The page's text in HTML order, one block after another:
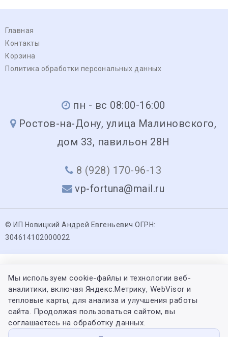
Главная
Контакты
Корзина
Политика обработки персональных данных
пн - вс 08:00-16:00
Ростов-на-Дону, улица Малиновского,
дом 33, павильон 28Н
8 (928) 170-96-13
vp-fortuna@mail.ru
© ИП Новицкий Андрей Евгеньевич ОГРН:
304614102000022
Мы используем cookie-файлы и технологии веб-
аналитики, включая Яндекс.Метрику, WebVisor и
тепловые карты, для анализа и улучшения работы
сайта. Продолжая пользоваться сайтом, вы
соглашаетесь на обработку данных.